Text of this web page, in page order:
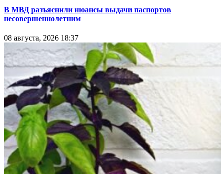
В МВД разъяснили нюансы выдачи паспортов
несовершеннолетним
08 августа, 2026 18:37